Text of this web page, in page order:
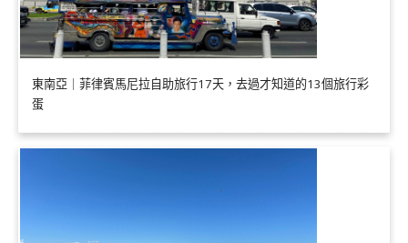
東南亞｜菲律賓馬尼拉自助旅行17天，去過才知道的13個旅行彩
蛋